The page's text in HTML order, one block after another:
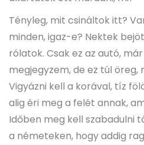
Tényleg, mit csináltok itt?
minden, igaz-e? Nektek
rólatok. Csak ez az autó,
megjegyzem, de ez túl öreg,
Vigyázni kell a korával, tíz
alig éri meg a felét annak,
Időben meg kell szabadulni
a németeken, hogy addig